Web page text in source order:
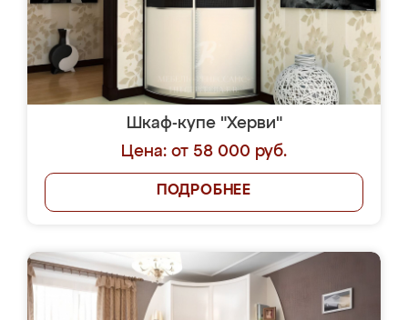
Шкаф-купе "Херви"
Цена: от 58 000 руб.
ПОДРОБНЕЕ